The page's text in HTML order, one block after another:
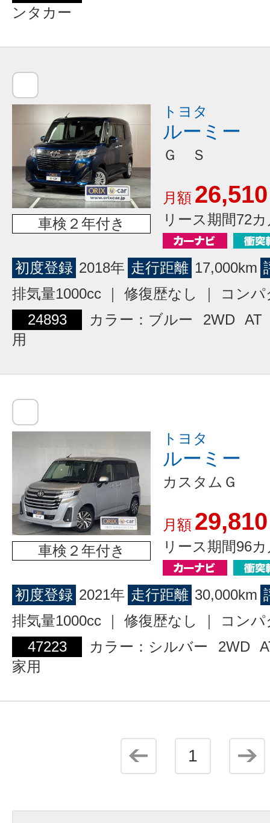
ンタカー
車検２年付き
トヨタ
ルーミー
Ｇ Ｓ
月額 26,510
リース期間72
初度登録 2018年 走行距離 17,000km
排気量1000cc ｜ 修復歴なし ｜ コン
24893
カラー：ブルー 2WD AT
用
車検２年付き
トヨタ
ルーミー
カスタムＧ
月額 29,810
リース期間96
初度登録 2021年 走行距離 30,000km
排気量1000cc ｜ 修復歴なし ｜ コン
47223
カラー：シルバー 2WD
家用
1